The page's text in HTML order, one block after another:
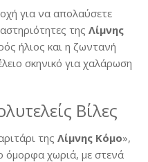
για να απολαύσετε
της Λίμνης
ήλιος και η ζωντανή
σκηνικό για χαλάρωση
Βίλες
της Λίμνης Κόμο»,
όμορφα χωριά, με στενά